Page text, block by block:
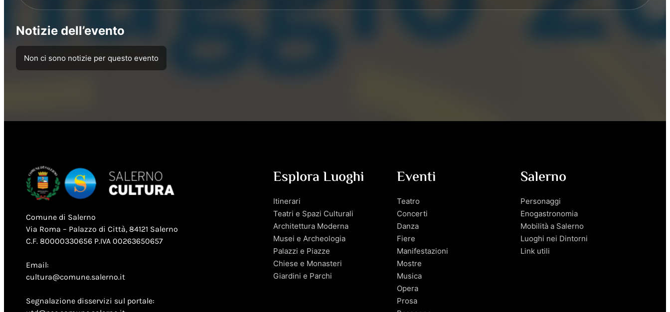
Notizie dell’evento
Non ci sono notizie per questo evento
Comune di Salerno
Via Roma – Palazzo di Città, 84121 Salerno
C.F. 80000330656 P.IVA 00263650657
Email:
cultura@comune.salerno.it
Segnalazione disservizi sul portale:
Esplora Luoghi
Itinerari
Teatri e Spazi Culturali
Architettura Moderna
Musei e Archeologia
Palazzi e Piazze
Chiese e Monasteri
Giardini e Parchi
Eventi
Teatro
Concerti
Danza
Fiere
Manifestazioni
Mostre
Musica
Opera
Prosa
Salerno
Personaggi
Enogastronomia
Mobilità a Salerno
Luoghi nei Dintorni
Link utili